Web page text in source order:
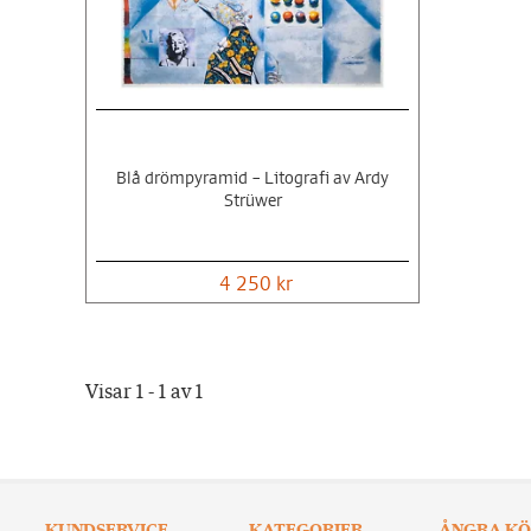
Blå drömpyramid – Litografi av Ardy
Strüwer
4 250 kr
Visar 1 - 1 av 1